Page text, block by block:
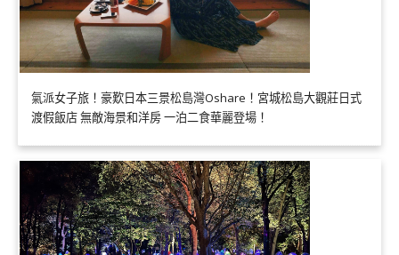
氣派女子旅！豪歎日本三景松島灣Oshare！宮城松島大觀莊日式
渡假飯店 無敵海景和洋房 一泊二食華麗登場！